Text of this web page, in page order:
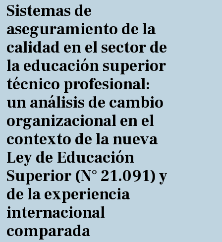
Sistemas de
aseguramiento de la
calidad en el sector de
la educación superior
técnico profesional:
un análisis de cambio
organizacional en el
contexto de la nueva
Ley de Educación
Superior (N° 21.091) y
de la experiencia
internacional
comparada